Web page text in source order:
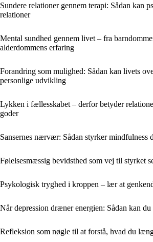
Sundere relationer gennem terapi: Sådan kan
relationer
Mental sundhed gennem livet – fra
alderdommens erfaring
Forandring som mulighed: Sådan kan livets
personlige udvikling
Lykken i fællesskabet – derfor betyder
goder
Sansernes nærvær: Sådan styrker mindfulness
Følelsesmæssig bevidsthed som vej til styrket
Psykologisk tryghed i kroppen – lær at
Når depression dræner energien: Sådan kan
Refleksion som nøgle til at forstå, hvad du